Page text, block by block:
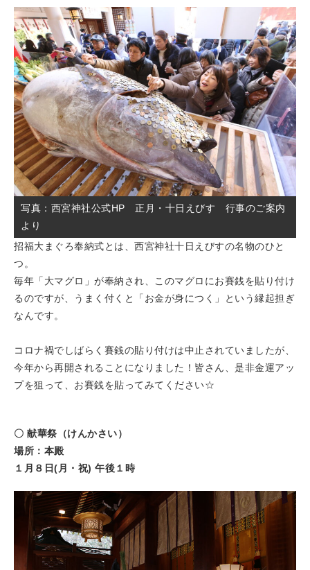
写真：西宮神社公式HP 正月・十日えびす 行事のご案内
より
招福大まぐろ奉納式とは、西宮神社十日えびすの名物のひと
つ。
毎年「大マグロ」が奉納され、このマグロにお賽銭を貼り付け
るのですが、うまく付くと「お金が身につく」という縁起担ぎ
なんです。
コロナ禍でしばらく賽銭の貼り付けは中止されていましたが、
今年から再開されることになりました！皆さん、是非金運アッ
プを狙って、お賽銭を貼ってみてください☆
〇 献華祭（けんかさい）
場所：本殿
１月８日(月・祝) 午後１時